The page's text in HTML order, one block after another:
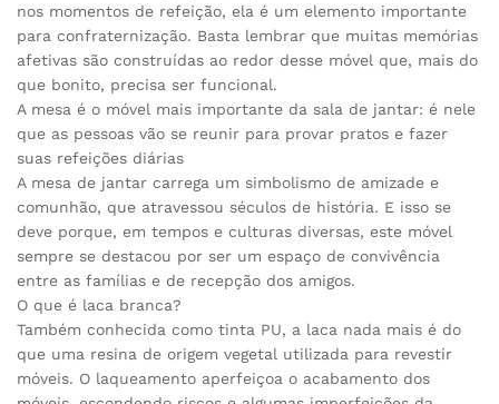
nos momentos de refeição, ela é um elemento importante
para confraternização. Basta lembrar que muitas memórias
afetivas são construídas ao redor desse móvel que, mais do
que bonito, precisa ser funcional.
A mesa é o móvel mais importante da sala de jantar: é nele
que as pessoas vão se reunir para provar pratos e fazer
suas refeições diárias
A mesa de jantar carrega um simbolismo de amizade e
comunhão, que atravessou séculos de história. E isso se
deve porque, em tempos e culturas diversas, este móvel
sempre se destacou por ser um espaço de convivência
entre as famílias e de recepção dos amigos.
O que é laca branca?
Também conhecida como tinta PU, a laca nada mais é do
que uma resina de origem vegetal utilizada para revestir
móveis. O laqueamento aperfeiçoa o acabamento dos